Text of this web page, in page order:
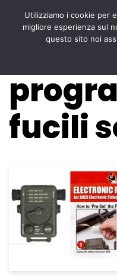
fucili
Utilizziamo i cookie per
migliore esperienza sul
questo sito noi